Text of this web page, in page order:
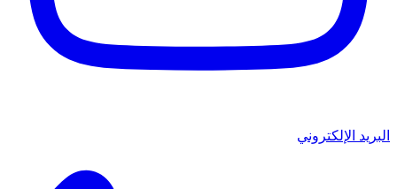
البريد الإلكتروني